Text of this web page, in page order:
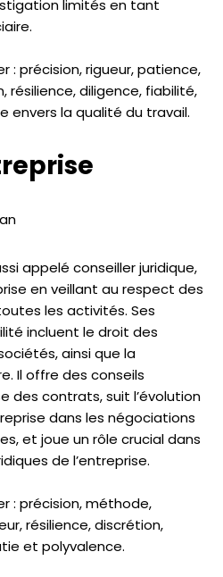
limités en tant
: précision, rigueur, patience,
résilience, diligence, fiabilité,
envers la qualité du travail.
appelé conseiller juridique,
en veillant au respect des
les activités. Ses
incluent le droit des
ainsi que la
Il offre des conseils
des contrats, suit l’évolution
dans les négociations
et joue un rôle crucial dans
de l’entreprise.
: précision, méthode,
résilience, discrétion,
et polyvalence.